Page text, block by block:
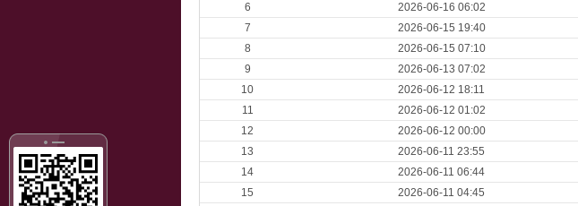
6
2026-06-16 06:02
7
2026-06-15 19:40
8
2026-06-15 07:10
9
2026-06-13 07:02
10
2026-06-12 18:11
11
2026-06-12 01:02
12
2026-06-12 00:00
13
2026-06-11 23:55
14
2026-06-11 06:44
15
2026-06-11 04:45